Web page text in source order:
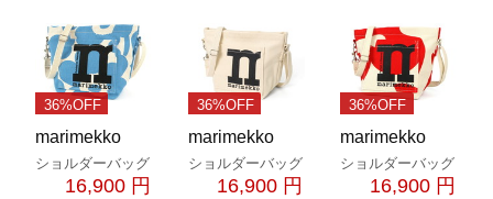
36%OFF
marimekko
ショルダーバッグ
16,900 円
36%OFF
marimekko
ショルダーバッグ
16,900 円
36%OFF
marimekko
ショルダーバッグ
16,900 円